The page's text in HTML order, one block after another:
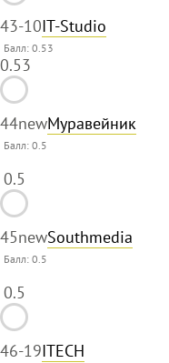
43-10IT-Studio
Балл: 0.53
0.53
44newМуравейник
Балл:0.5
0.5
45newSouthmedia
Балл:0.5
0.5
46-19ITECH